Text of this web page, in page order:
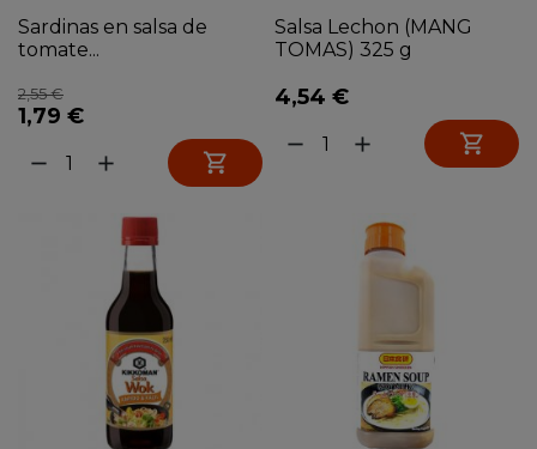
Sardinas en salsa de
tomate...
2,55 €
1,79 €
remove add 
Salsa Lechon (MANG
TOMAS) 325 g
4,54 €
remove add 